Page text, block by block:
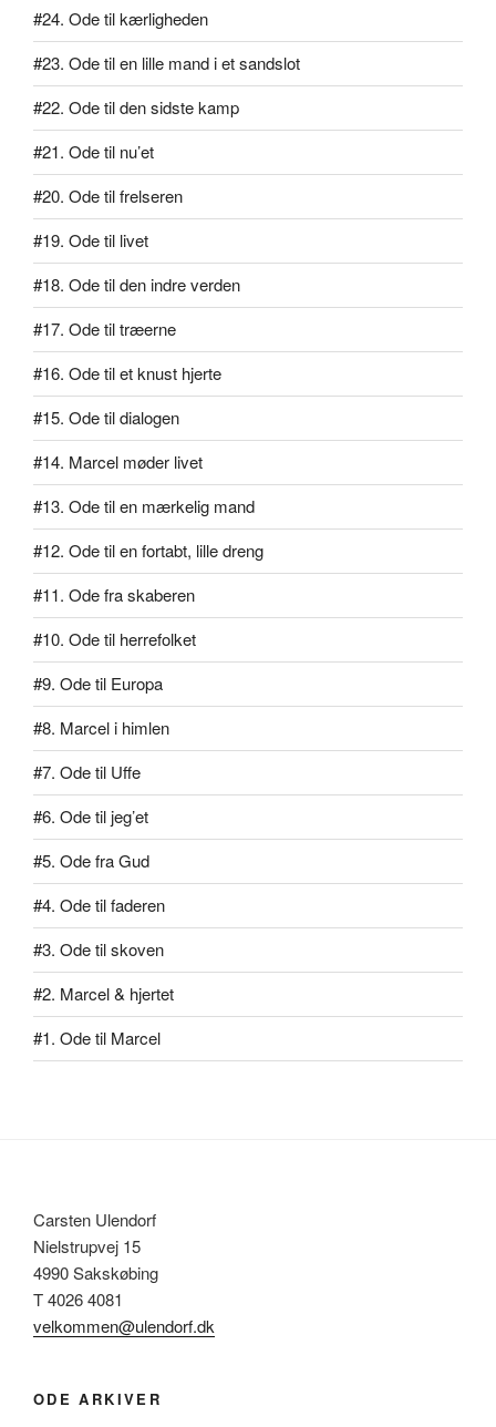
#24. Ode til kærligheden
#23. Ode til en lille mand i et sandslot
#22. Ode til den sidste kamp
#21. Ode til nu’et
#20. Ode til frelseren
#19. Ode til livet
#18. Ode til den indre verden
#17. Ode til træerne
#16. Ode til et knust hjerte
#15. Ode til dialogen
#14. Marcel møder livet
#13. Ode til en mærkelig mand
#12. Ode til en fortabt, lille dreng
#11. Ode fra skaberen
#10. Ode til herrefolket
#9. Ode til Europa
#8. Marcel i himlen
#7. Ode til Uffe
#6. Ode til jeg’et
#5. Ode fra Gud
#4. Ode til faderen
#3. Ode til skoven
#2. Marcel & hjertet
#1. Ode til Marcel
Carsten Ulendorf
Nielstrupvej 15
4990 Sakskøbing
T 4026 4081
velkommen@ulendorf.dk
ODE ARKIVER